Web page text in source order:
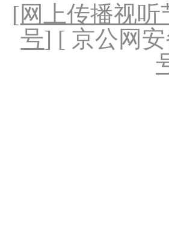
[网上传播视听
号] [ 京公网安